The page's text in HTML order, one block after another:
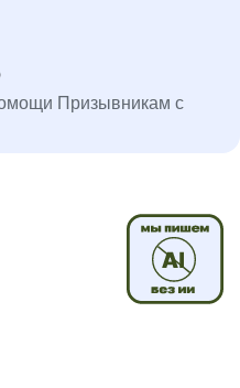
Призывникам с